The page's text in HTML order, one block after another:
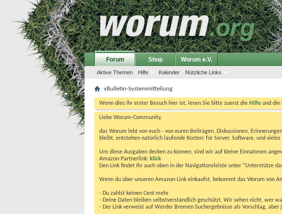
Forum
Aktive Themen Hilfe Kalender Nützliche Links
Shop Worum e.V.
vBulletin-Systemmitteilung
Wenn dies Ihr erster Besuch hier ist, lesen Sie bitte zuerst die Hilfe und die
Liebe Worum-Community,
das Worum lebt von euch - von euren Beiträgen, Diskussionen,
bleibt, entstehen natürlich laufende Kosten: für Server, Software, und vieles
Um diese Ausgaben decken zu können, sind wir auf kleine Einnahmen
Amazon-Partnerlink: klick
Den Link findet Ihr auch oben in der Navigationsleiste unter "Unterstütze
Wenn du über unseren Amazon-Link einkaufst, bekommt das Worum von
- Du zahlst keinen Cent mehr
- Deine Daten bleiben selbstverständlich geschützt. Wir sehen nicht, wer
- Der Link verweist auf Werder Bremen Suchergebnisse als Vorschlag,